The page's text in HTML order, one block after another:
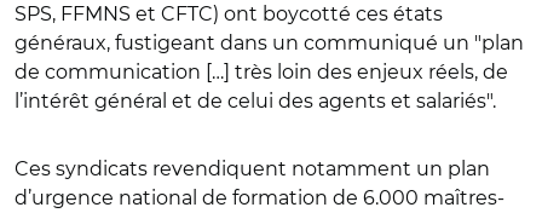
SPS, FFMNS et CFTC) ont boycotté ces états
généraux, fustigeant dans un communiqué un "plan
de communication […] très loin des enjeux réels, de
l’intérêt général et de celui des agents et salariés".
Ces syndicats revendiquent notamment un plan
d’urgence national de formation de 6.000 maîtres-